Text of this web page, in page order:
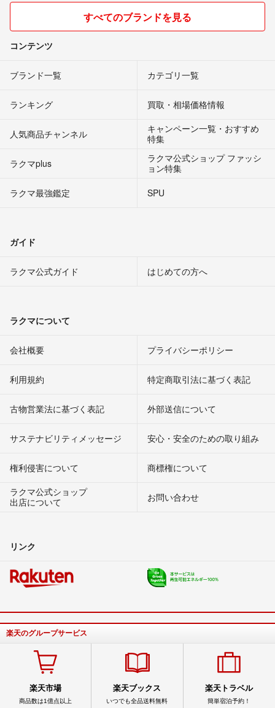
すべてのブランドを見る
コンテンツ
ブランド一覧 カテゴリ一覧
ランキング 買取・相場価格情報
人気商品チャンネル
キャンペーン一覧・おすすめ
特集
ラクマplus
ラクマ公式ショップ ファッシ
ョン特集
ラクマ最強鑑定
SPU
ガイド
ラクマ公式ガイド はじめての方へ
ラクマについて
会社概要 プライバシーポリシー
利用規約 特定商取引法に基づく表記
古物営業法に基づく表記 外部送信について
サステナビリティメッセージ 安心・安全のための取り組み
権利侵害について
商標権について
ラクマ公式ショップ
出店について
お問い合わせ
リンク
楽天のグループサービス
楽天市場
商品数は1億点以上
楽天ブックス
いつでも全品送料無料
楽天トラベル
簡単宿泊予約！